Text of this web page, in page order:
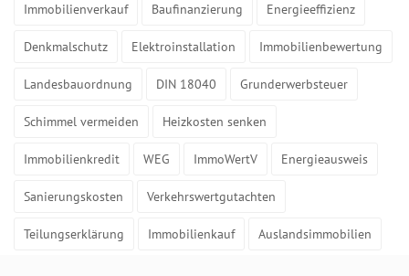
Immobilienverkauf Baufinanzierung Energieeffizienz
Denkmalschutz Elektroinstallation Immobilienbewertung
Landesbauordnung DIN 18040 Grunderwerbsteuer
Schimmel vermeiden Heizkosten senken
Immobilienkredit WEG ImmoWertV Energieausweis
Sanierungskosten Verkehrswertgutachten
Teilungserklärung Immobilienkauf Auslandsimmobilien